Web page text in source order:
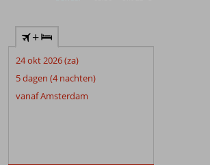
+
24 okt 2026 (za)
5 dagen (4 nachten)
vanaf Amsterdam